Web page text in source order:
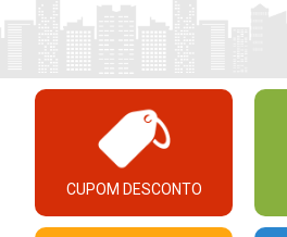
CUPOM DESCONTO